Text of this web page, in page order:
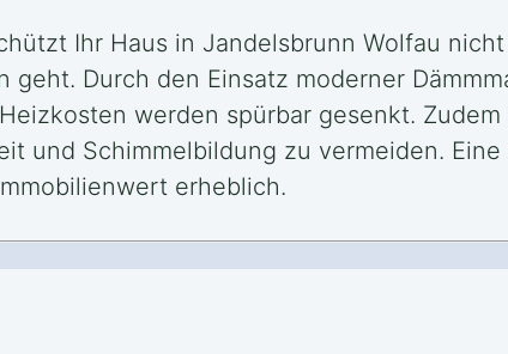
Ihr Haus in Jandelsbrunn Wolfau
geht. Durch den Einsatz moderner
werden spürbar gesenkt.
und Schimmelbildung zu vermeiden.
erheblich.